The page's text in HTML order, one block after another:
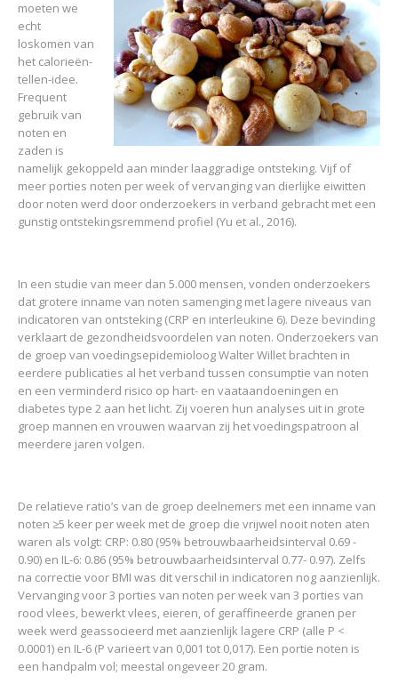
moeten we
echt
loskomen van
het calorieën-
tellen-idee.
Frequent
gebruik van
noten en
zaden is
namelijk gekoppeld aan minder laaggradige ontsteking. Vijf of
meer porties noten per week of vervanging van dierlijke eiwitten
door noten werd door onderzoekers in verband gebracht met een
gunstig ontstekingsremmend profiel (Yu et al., 2016).
In een studie van meer dan 5.000 mensen, vonden onderzoekers
dat grotere inname van noten samenging met lagere niveaus van
indicatoren van ontsteking (CRP en interleukine 6). Deze bevinding
verklaart de gezondheidsvoordelen van noten. Onderzoekers van
de groep van voedingsepidemioloog Walter Willet brachten in
eerdere publicaties al het verband tussen consumptie van noten
en een verminderd risico op hart- en vaataandoeningen en
diabetes type 2 aan het licht. Zij voeren hun analyses uit in grote
groep mannen en vrouwen waarvan zij het voedingspatroon al
meerdere jaren volgen.
De relatieve ratio’s van de groep deelnemers met een inname van
noten ≥5 keer per week met de groep die vrijwel nooit noten aten
waren als volgt: CRP: 0.80 (95% betrouwbaarheidsinterval 0.69 -
0.90) en IL-6: 0.86 (95% betrouwbaarheidsinterval 0.77- 0.97). Zelfs
na correctie voor BMI was dit verschil in indicatoren nog aanzienlijk.
Vervanging voor 3 porties van noten per week van 3 porties van
rood vlees, bewerkt vlees, eieren, of geraffineerde granen per
week werd geassocieerd met aanzienlijk lagere CRP (alle P <
0.0001) en IL-6 (P varieert van 0,001 tot 0,017). Een portie noten is
een handpalm vol; meestal ongeveer 20 gram.